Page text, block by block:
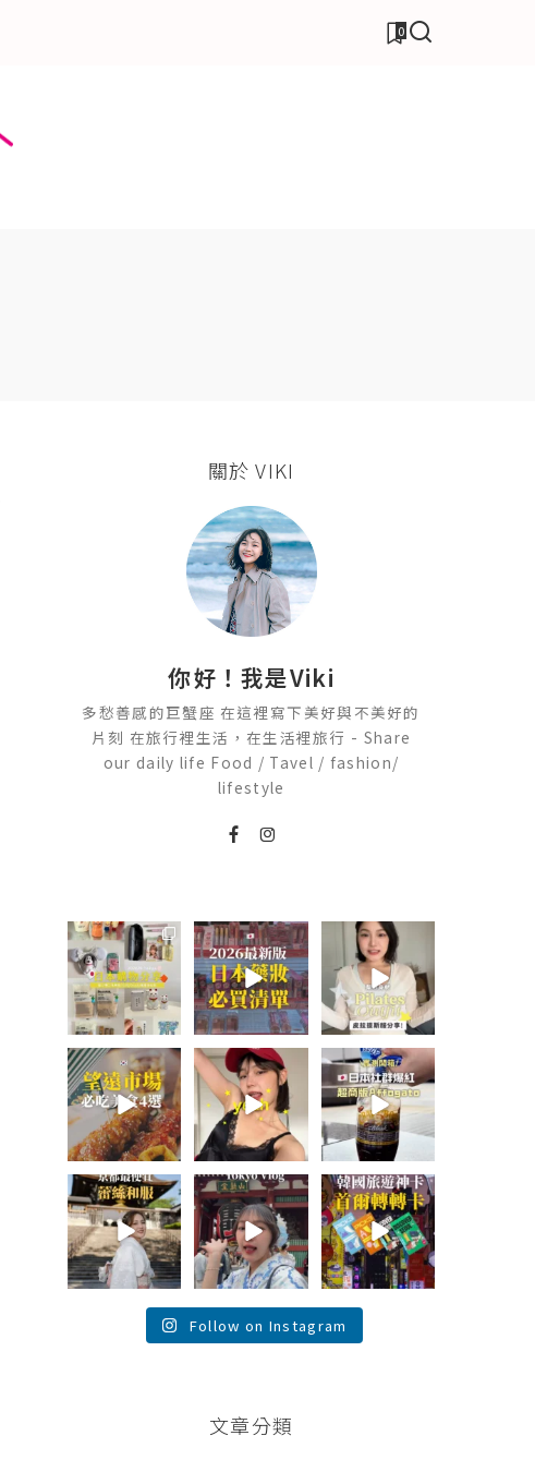
0
關於 VIKI
你好！我是Viki
多愁善感的巨蟹座 在這裡寫下美好與不美好的
片刻 在旅行裡生活，在生活裡旅行 - Share
our daily life Food / Tavel / fashion/
lifestyle
💭留言「免費」
傳日本藥妝店/百
貨/機場/Donki/
折價券給你...
75 22
2026🇯🇵日本藥
妝店必買什麼
日本最近紅什
麼？...
118
20
💭留言「美背」
傳🔗給你！
🏷️#吉推韓國
🇰🇷
...
48 20
\🇰🇷韓國望遠市
場4家必吃美食
😋/
💭留言「望遠市
場」傳地址給
你...
340
59
summer
outfit⋆.˚✮🎧
✮˚.⋆
夏日穿搭最需要
單品！...
754
43
\🇯🇵日本爆紅!超
商版Affogato 🍨
☕️/
🏷️#吉推日本🇯🇵
...
116
26
💭留言「蕾絲」
傳預約🔗給你！
\🇯🇵京都最便宜
蕾絲和服推
薦！/ ...
100
\💭留言「PGC」
傳預約🔗給你 /
Tokyo birthday
trip 🫧...
121
38
\💭留言「轉轉」
傳懶人包和購買
🔗給你
\🇰🇷韓國旅遊神
卡！首爾轉轉卡
✨ / ...
146
Follow on Instagram
文章分類